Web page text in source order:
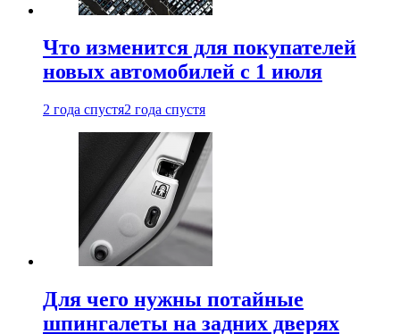
Что изменится для покупателей
новых автомобилей с 1 июля
2 года спустя2 года спустя
Для чего нужны потайные
шпингалеты на задних дверях